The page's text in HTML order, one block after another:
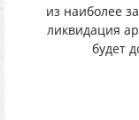
из наиболее
ликвидация
будет